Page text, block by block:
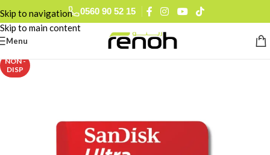
Skip to navigation
Skip to main content
0560 90 52 15
Menu
NON -
DISP